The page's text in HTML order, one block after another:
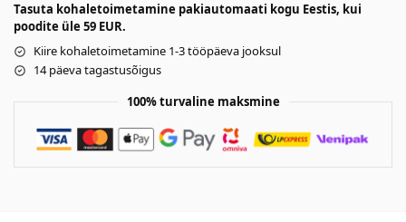
Tasuta kohaletoimetamine pakiautomaati kogu Eestis, kui
poodite üle 59 EUR.
Kiire kohaletoimetamine 1-3 tööpäeva jooksul
14 päeva tagastusõigus
100% turvaline maksmine